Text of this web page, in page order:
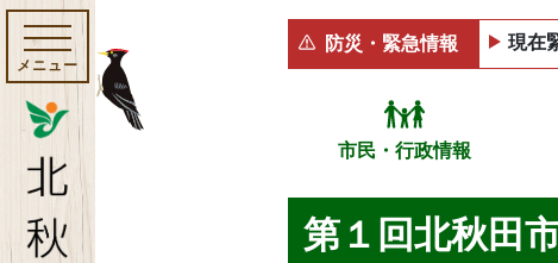
メニュー
防災・緊急情報 現在
市民・行政情報
第１回北秋田